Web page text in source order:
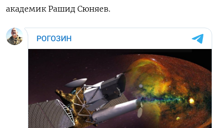
академик Рашид Сюняев.